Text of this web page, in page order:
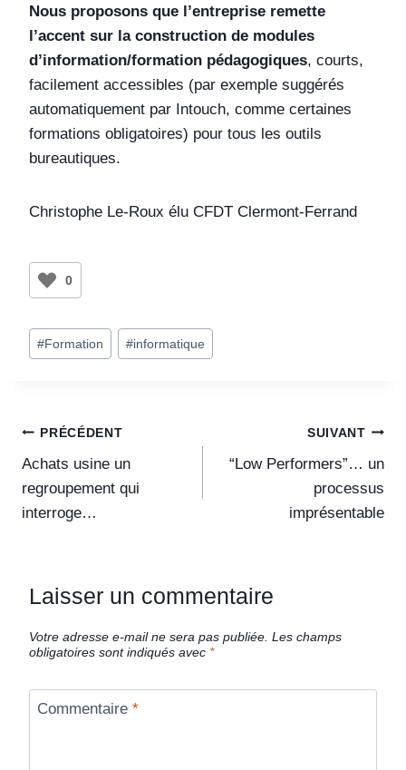
Nous proposons que l’entreprise remette
l’accent sur la construction de modules
d’information/formation pédagogiques, courts,
facilement accessibles (par exemple suggérés
automatiquement par Intouch, comme certaines
formations obligatoires) pour tous les outils
bureautiques.
Christophe Le-Roux élu CFDT Clermont-Ferrand
0
#Formation #informatique
PRÉCÉDENT
Achats usine un
regroupement qui
interroge…
SUIVANT
“Low Performers”… un
processus
imprésentable
Laisser un commentaire
Votre adresse e-mail ne sera pas publiée. Les champs
obligatoires sont indiqués avec *
Commentaire *